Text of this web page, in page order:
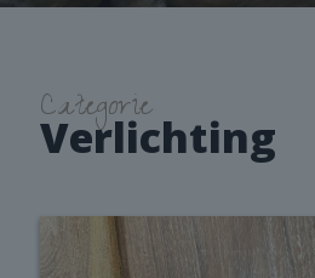
Categorie
Verlichting